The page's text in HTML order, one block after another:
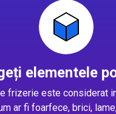
elementele
frizerie este considerat
ar fi foarfece, brici,